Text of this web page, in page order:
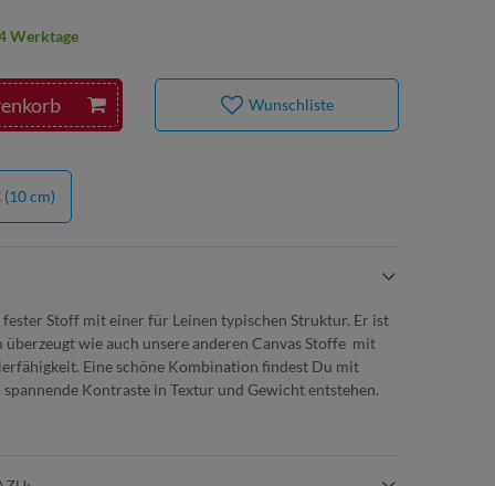
Werktage
Wunschliste
(10 cm)
Stoff mit einer für Leinen typischen Struktur. Er ist
wie auch unsere anderen Canvas Stoffe mit
Eine schöne Kombination findest Du mit
Kontraste in Textur und Gewicht entstehen.